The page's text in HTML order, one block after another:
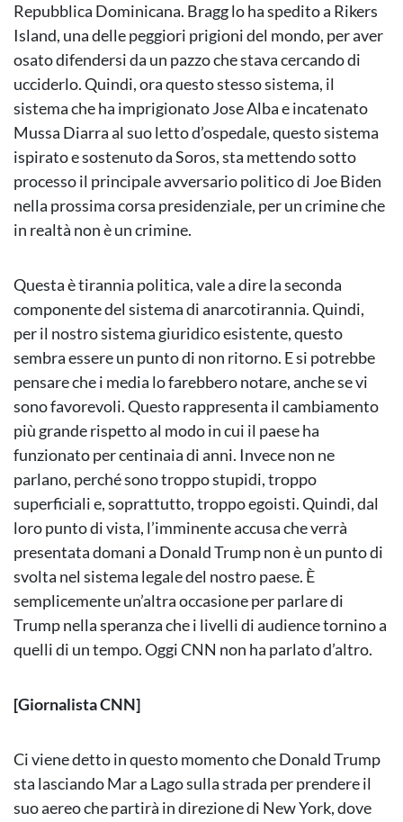
Repubblica Dominicana. Bragg lo ha spedito a Rikers
Island, una delle peggiori prigioni del mondo, per aver
osato difendersi da un pazzo che stava cercando di
ucciderlo. Quindi, ora questo stesso sistema, il
sistema che ha imprigionato Jose Alba e incatenato
Mussa Diarra al suo letto d’ospedale, questo sistema
ispirato e sostenuto da Soros, sta mettendo sotto
processo il principale avversario politico di Joe Biden
nella prossima corsa presidenziale, per un crimine che
in realtà non è un crimine.
Questa è tirannia politica, vale a dire la seconda
componente del sistema di anarcotirannia. Quindi,
per il nostro sistema giuridico esistente, questo
sembra essere un punto di non ritorno. E si potrebbe
pensare che i media lo farebbero notare, anche se vi
sono favorevoli. Questo rappresenta il cambiamento
più grande rispetto al modo in cui il paese ha
funzionato per centinaia di anni. Invece non ne
parlano, perché sono troppo stupidi, troppo
superficiali e, soprattutto, troppo egoisti. Quindi, dal
loro punto di vista, l’imminente accusa che verrà
presentata domani a Donald Trump non è un punto di
svolta nel sistema legale del nostro paese. È
semplicemente un’altra occasione per parlare di
Trump nella speranza che i livelli di audience tornino a
quelli di un tempo. Oggi CNN non ha parlato d’altro.
[Giornalista CNN]
Ci viene detto in questo momento che Donald Trump
sta lasciando Mar a Lago sulla strada per prendere il
suo aereo che partirà in direzione di New York, dove